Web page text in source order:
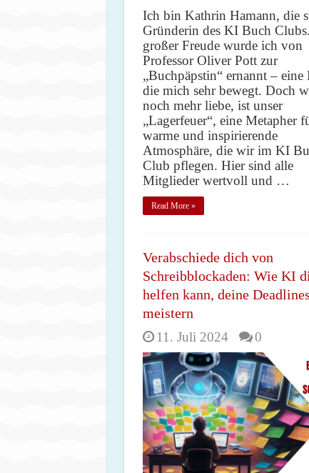
Ich bin Kathrin Hamann, die
Gründerin des KI Buch
großer Freude wurde ich von
Professor Oliver Pott zur
„Buchpäpstin“ ernannt – eine
die mich sehr bewegt. Doch
noch mehr liebe, ist unser
„Lagerfeuer“, eine Metapher
warme und inspirierende
Atmosphäre, die wir im KI
Club pflegen. Hier sind alle
Mitglieder wertvoll und …
Read More »
Verabschiede dich von
Schreibblockaden: Wie KI
helfen kann, deine
meistern
11. Juli 2024 0